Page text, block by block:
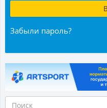
Забыли пароль?